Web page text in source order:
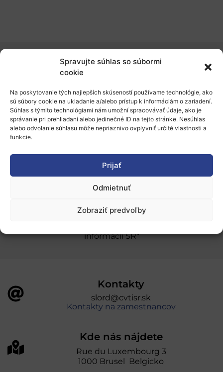
Spravujte súhlas so súbormi
cookie
Na poskytovanie tých najlepších skúseností používame technológie, ako
sú súbory cookie na ukladanie a/alebo prístup k informáciám o zariadení.
Súhlas s týmito technológiami nám umožní spracovávať údaje, ako je
správanie pri prehliadaní alebo jedinečné ID na tejto stránke. Nesúhlas
alebo odvolanie súhlasu môže nepriaznivo ovplyvniť určité vlastnosti a
funkcie.
Prijať
Odmietnuť
Zobraziť predvoľby
Naše služby
Financovanie a podpora
Stáže a pobyty
Ochrana osobných údajov
úniou v rámci Programu Slovensko. Portál
informácií SR“
Kontakty
slord@cvtisr.sk
Kontakty na zamestnancov
Kde nás nájdete
Rue du Luxembourg 3
1000 Brusel Belgicko